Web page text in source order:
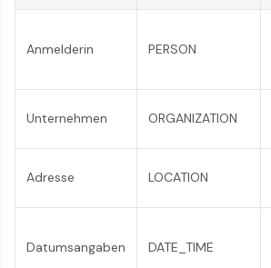
Anmelderin PERSON
Unternehmen ORGANIZATION
Adresse LOCATION
Datumsangaben DATE_TIME